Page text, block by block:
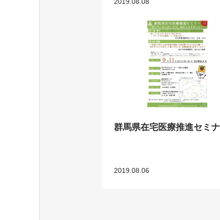
群馬県在宅医療推進セミ
2019.08.06